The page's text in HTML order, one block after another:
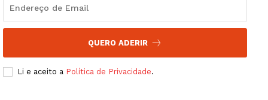
QUERO ADERIR
Li e aceito a Política de Privacidade.